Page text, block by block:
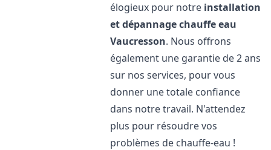
élogieux pour notre installation
et dépannage chauffe eau
Vaucresson. Nous offrons
également une garantie de 2 ans
sur nos services, pour vous
donner une totale confiance
dans notre travail. N'attendez
plus pour résoudre vos
problèmes de chauffe-eau !